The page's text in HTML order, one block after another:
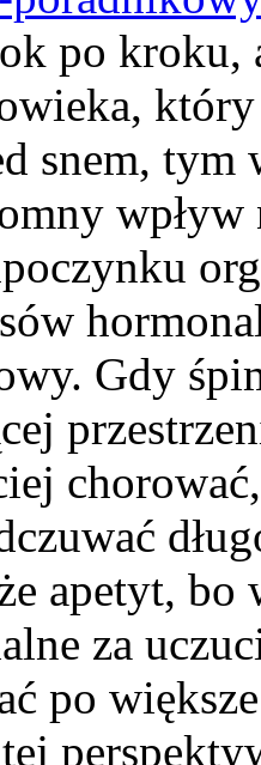
po kroku,
snem, tym
Gdy
apetyt, bo
za
po